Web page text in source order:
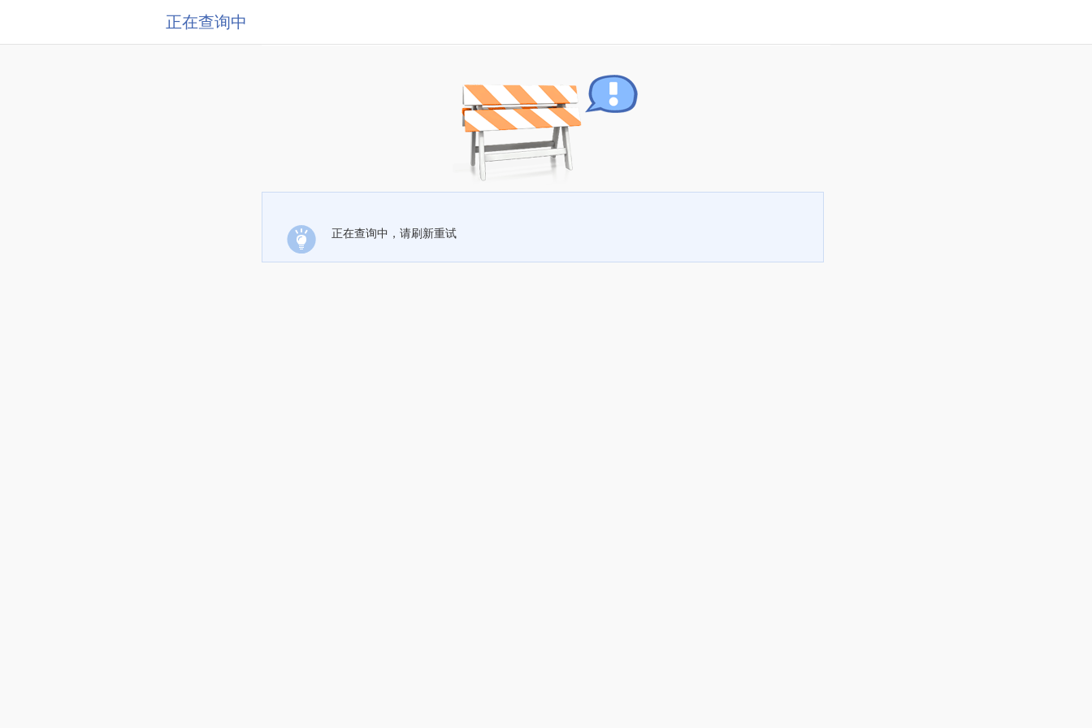
正在查询中
正在查询中，请刷新重试